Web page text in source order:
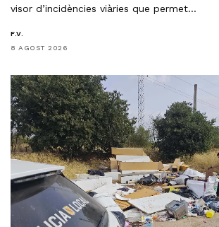
visor d’incidències viàries que permet…
F.V.
8 AGOST 2026